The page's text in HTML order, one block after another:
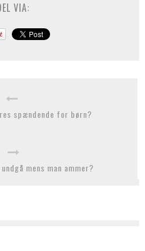
VIA:
spændende for børn?
mens man ammer?